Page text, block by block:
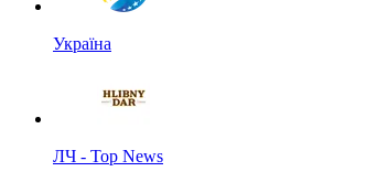
Україна
ЛЧ - Top News